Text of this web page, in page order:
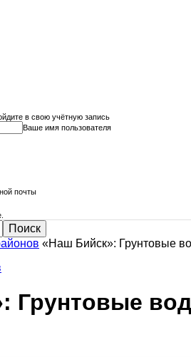
в свою учётную запись
Ваше имя пользователя
почты
«Наш Бийск»: Грунтовые
Грунтовые